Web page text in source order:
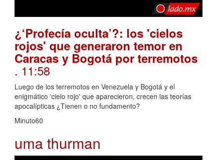
¿‘Profecía oculta’?: los 'cielos
rojos' que generaron temor en
Caracas y Bogotá por terremotos
. 11:58
Luego de los terremotos en Venezuela y Bogotá y el
enigmático 'cielo rojo' que aparecieron, crecen las teorías
apocalípticas ¿Tienen o no fundamento?
Minuto60
uma thurman